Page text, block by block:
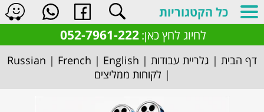
כל הקטגוריות
לחיוג לחץ כאן:052-7961-222
דף הבית | גלריית עבודות |
Russian | French | English
| לקוחות ממליצים